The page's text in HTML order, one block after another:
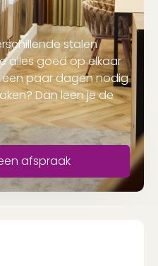
stalen
alles goed op elkaar
een paar dagen nodig
Dan leen je de
afspraak